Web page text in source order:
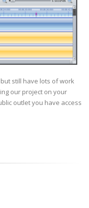
still have lots of work
our project on your
outlet you have access